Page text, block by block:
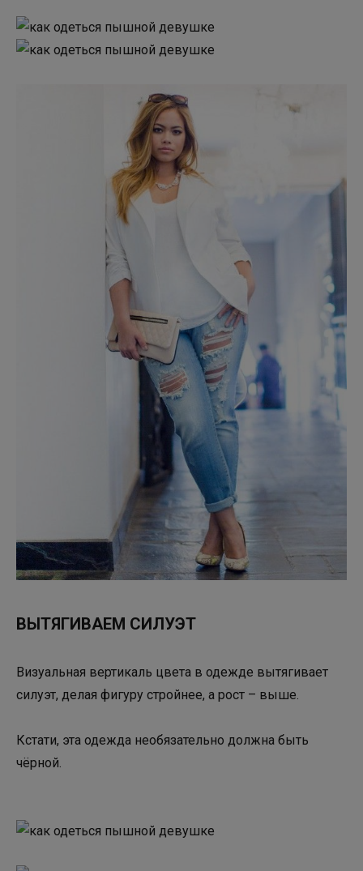
ВЫТЯГИВАЕМ СИЛУЭТ
Визуальная вертикаль цвета в одежде вытягивает
силуэт, делая фигуру стройнее, а рост – выше.
Кстати, эта одежда необязательно должна быть
чёрной.